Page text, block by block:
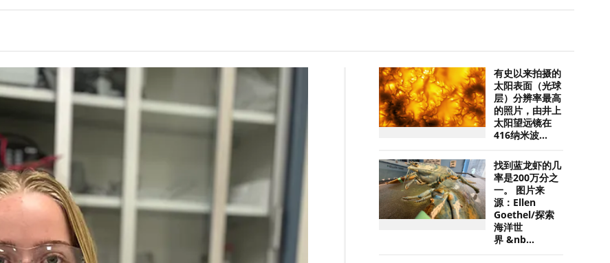
有史以来拍摄的
太阳表面（光球
层）分辨率最高
的照片，由井上
太阳望远镜在
416纳米波...
找到蓝龙虾的几
率是200万分之
一。 图片来
源：Ellen
Goethel/探索
海洋世
界 &nb...